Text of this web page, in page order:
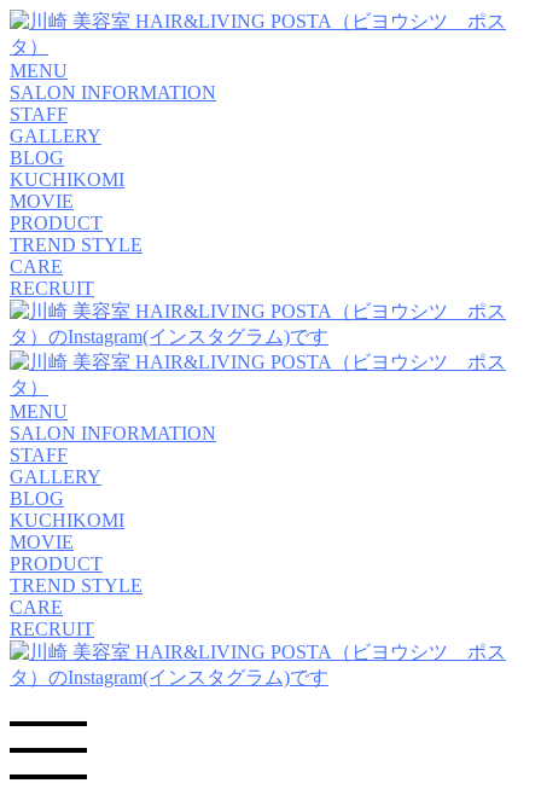
MENU
SALON INFORMATION
STAFF
GALLERY
BLOG
KUCHIKOMI
MOVIE
PRODUCT
TREND STYLE
CARE
RECRUIT
MENU
SALON INFORMATION
STAFF
GALLERY
BLOG
KUCHIKOMI
MOVIE
PRODUCT
TREND STYLE
CARE
RECRUIT